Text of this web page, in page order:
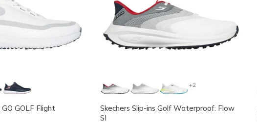
GOLF Flight
+2
Skechers Slip-ins Golf Waterproof: Flow
SI